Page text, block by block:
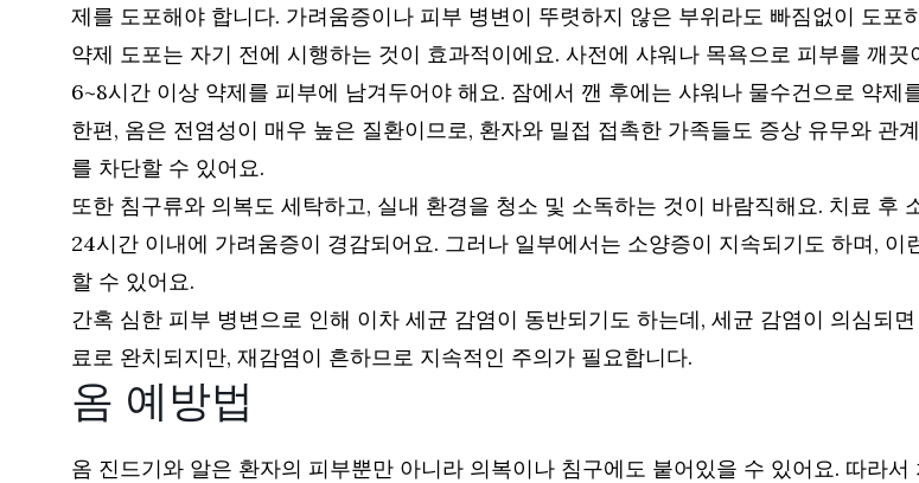
제를 도포해야 합니다. 가려움증이나 피부 병변이 뚜렷하지 않은 부위라도 빠짐없이 도포
약제 도포는 자기 전에 시행하는 것이 효과적이에요. 사전에 샤워나 목욕으로 피부를 깨
6~8시간 이상 약제를 피부에 남겨두어야 해요. 잠에서 깬 후에는 샤워나 물수건으로 약제
한편, 옴은 전염성이 매우 높은 질환이므로, 환자와 밀접 접촉한 가족들도 증상 유무와 관
를 차단할 수 있어요.
또한 침구류와 의복도 세탁하고, 실내 환경을 청소 및 소독하는 것이 바람직해요. 치료 후
24시간 이내에 가려움증이 경감되어요. 그러나 일부에서는 소양증이 지속되기도 하며,
할 수 있어요.
간혹 심한 피부 병변으로 인해 이차 세균 감염이 동반되기도 하는데, 세균 감염이 의심되
료로 완치되지만, 재감염이 흔하므로 지속적인 주의가 필요합니다.
옴 예방법
옴 진드기와 알은 환자의 피부뿐만 아니라 의복이나 침구에도 붙어있을 수 있어요. 따라